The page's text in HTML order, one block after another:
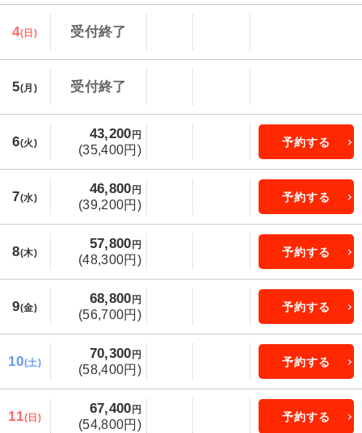
4(日) 受付終了
5(月) 受付終了
6(火)
43,200 円
(35,400円)
予約する
7(水)
46,800 円
(39,200円)
予約する
8(木)
57,800 円
(48,300円)
予約する
9(金)
68,800 円
(56,700円)
予約する
10(土)
70,300 円
(58,400円)
予約する
11(日)
67,400 円
(54,800円)
予約する